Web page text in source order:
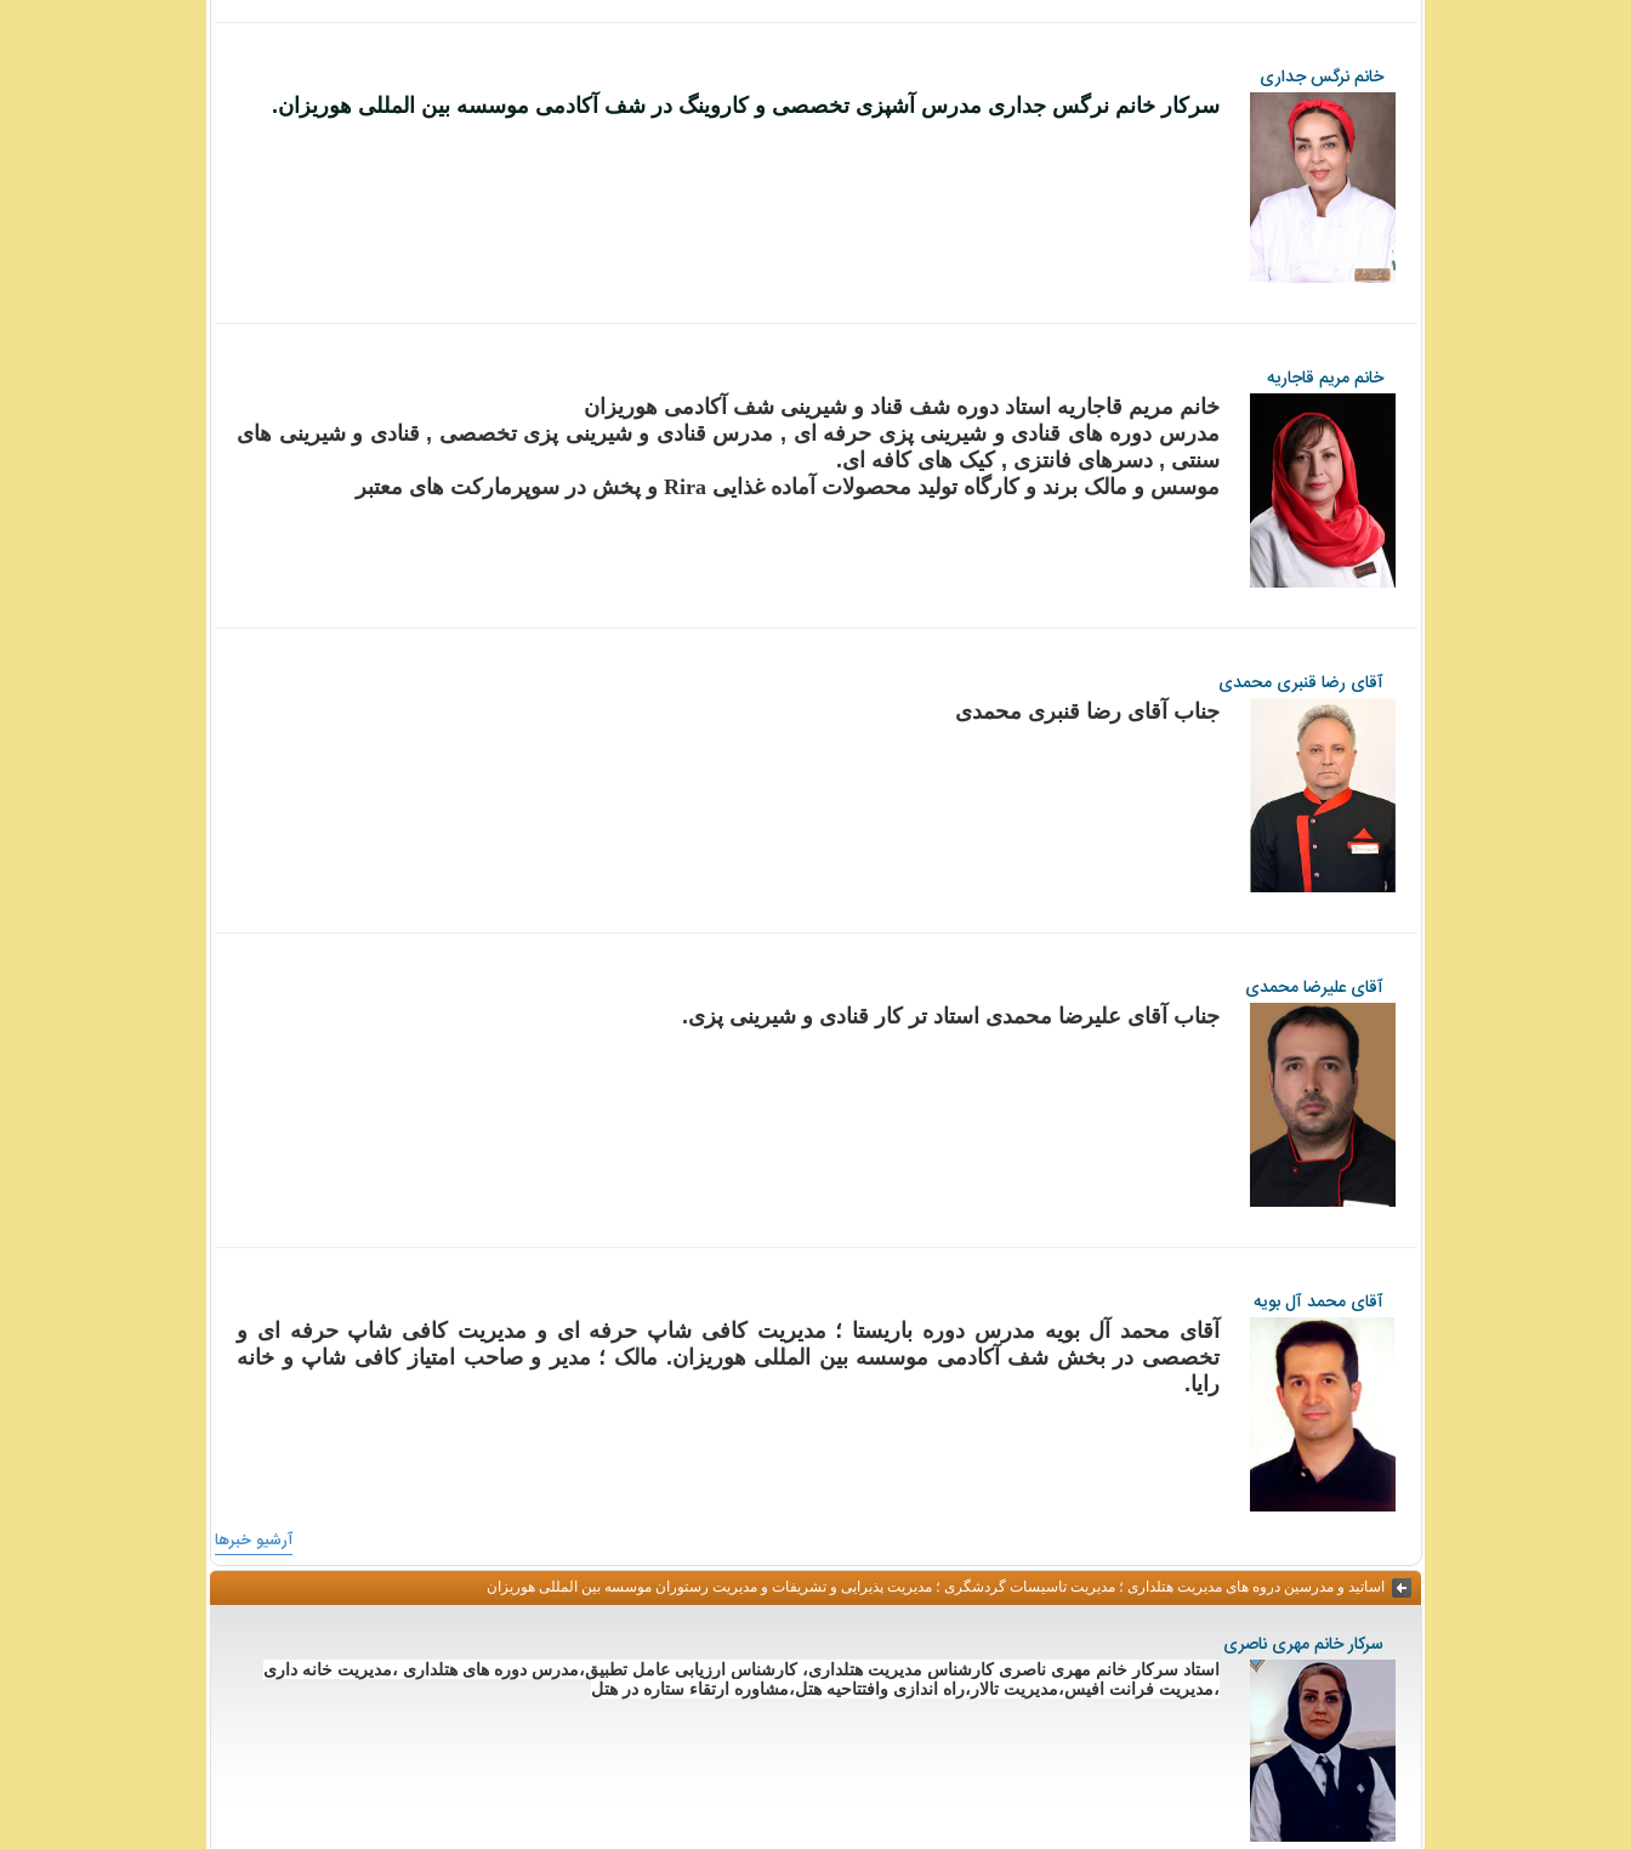
خانم نرگس جداری
سرکار خانم نرگس جداری مدرس آشپزی تخصصی و کاروینگ در شف آکادمی موسسه بین المللی هوریزان.
خانم مریم قاجاریه
خانم مریم قاجاریه استاد دوره شف قناد و شیرینی شف آکادمی هوریزان
مدرس دوره های قنادی و شیرینی پزی حرفه ای , مدرس قنادی و شیرینی پزی تخصصی , قنادی و شیرینی های
سنتی , دسرهای فانتزی , کیک های کافه ای.
موسس و مالک برند و کارگاه تولید محصولات آماده غذایی
و پخش در سوپرمارکت های معتبر
آقای رضا قنبری محمدی
جناب آقای رضا قنبری محمدی
آقای علیرضا محمدی
جناب آقای علیرضا محمدی استاد تر کار قنادی و شیرینی پزی.
آقای محمد آل بویه
آقای محمد آل بویه مدرس دوره باریستا ؛ مدیریت کافی شاپ حرفه ای و مدیریت کافی شاپ حرفه ای و
تخصصی در بخش شف آکادمی موسسه بین المللی هوریزان. مالک ؛ مدیر و صاحب امتیاز کافی شاپ و خانه
رایا.
آرشیو خبر‌ها
اساتید و مدرسین دروه های مدیریت هتلداری ؛ مدیریت تاسیسات گردشگری ؛ مدیریت پذیرایی و تشریفات و مدیریت رستوران موسسه بین المللی هوریزان
سرکار خانم مهری ناصری
استاد سرکار خانم مهری ناصری کارشناس مدیریت هتلداری، کارشناس ارزیابی عامل تطبیق،مدرس دوره های هتلداری ،مدیریت خانه داری
،مدیریت فرانت افیس،مدیریت تالار،راه اندازی وافتتاحیه هتل،مشاوره ارتقاء ستاره در هتل